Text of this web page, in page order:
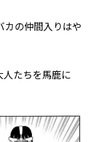
カの仲間入りはや
たちを馬鹿に